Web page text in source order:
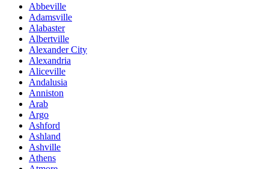
Abbeville
Adamsville
Alabaster
Albertville
Alexander City
Alexandria
Aliceville
Andalusia
Anniston
Arab
Argo
Ashford
Ashland
Ashville
Athens